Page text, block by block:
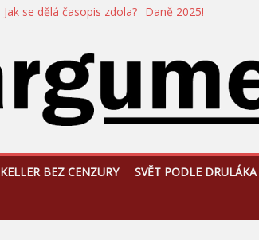
Jak se dělá časopis zdola? Daně 2025!
KELLER BEZ CENZURY SVĚT PODLE DRULÁKA